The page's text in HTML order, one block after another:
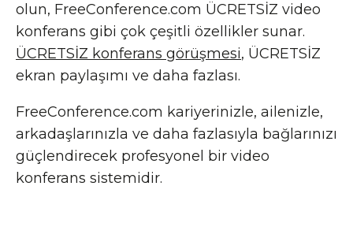
olun, FreeConference.com ÜCRETSİZ video
konferans gibi çok çeşitli özellikler sunar.
ÜCRETSİZ konferans görüşmesi, ÜCRETSİZ
ekran paylaşımı ve daha fazlası.
FreeConference.com kariyerinizle, ailenizle,
arkadaşlarınızla ve daha fazlasıyla bağlarınızı
güçlendirecek profesyonel bir video
konferans sistemidir.